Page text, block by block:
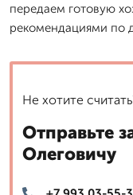
передаем готовую
рекомендациями по
Не хотите
Отправьте
Олеговичу